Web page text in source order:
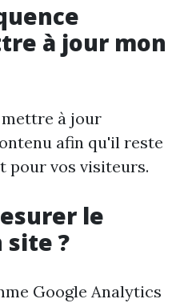
à jour mon
à jour
afin qu'il reste
pour vos visiteurs.
le
site ?
Google Analytics